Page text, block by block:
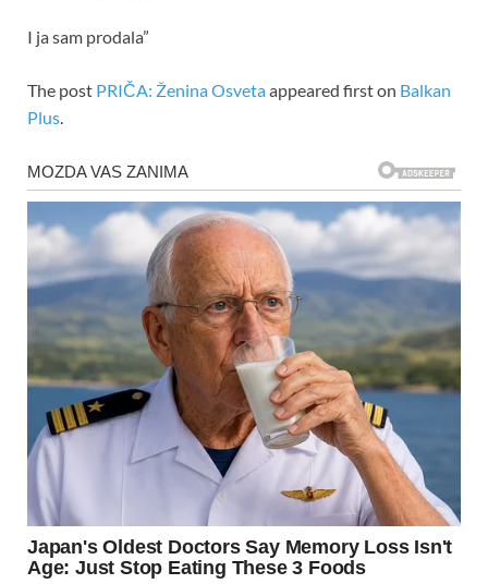
I ja sam prodala”
The post PRIČA: Ženina Osvetaappeared first on Balkan
Plus